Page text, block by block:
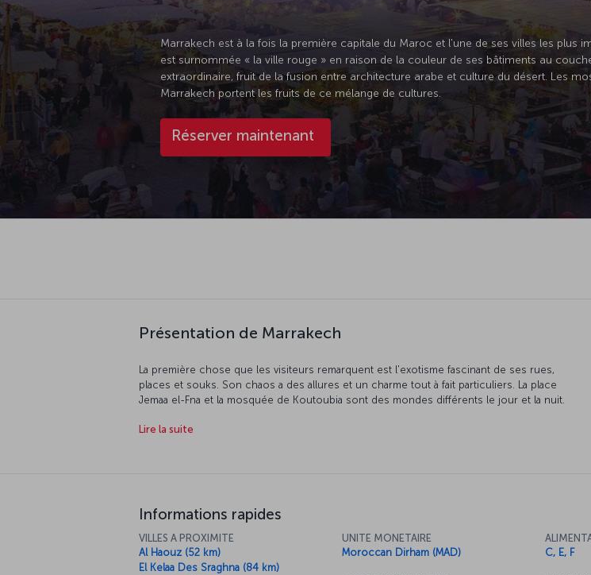
Marrakech est à la fois la première capitale du Maroc et l'une de ses villes les plus
est surnommée « la ville rouge » en raison de la couleur de ses bâtiments au
extraordinaire, fruit de la fusion entre architecture arabe et culture du désert. Les
Marrakech portent les fruits de ce mélange de cultures.
Réserver maintenant
Présentation de Marrakech
La première chose que les visiteurs remarquent est l'exotisme fascinant de ses rues,
places et souks. Son chaos a des allures et un charme tout à fait particuliers. La place
Jemaa el-Fna et la mosquée de Koutoubia sont des mondes différents le jour et la nuit.
autre caractéristique de Marrakech. La ville est l'une des principales portes d'entrée vers
Lire la suite
Informations rapides
VILLES A PROXIMITE
Al Haouz (52 km)
El Kelaa Des Sraghna (84 km)
UNITE MONETAIRE
Moroccan Dirham (MAD)
C, E, F